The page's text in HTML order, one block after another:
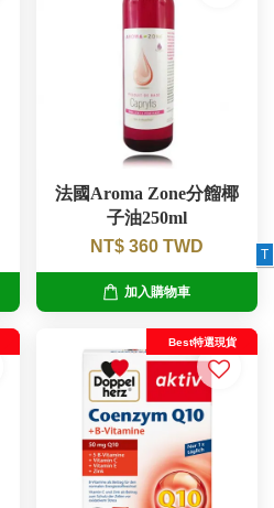
T
法國Aroma Zone分餾椰
子油250ml
NT$ 360 TWD
加入購物車
Best特選現貨